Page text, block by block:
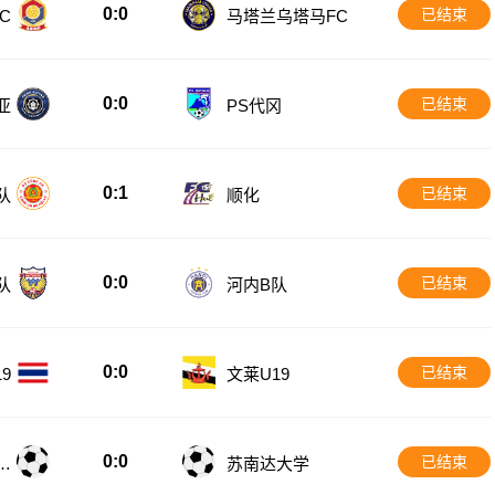
0:0 马塔兰乌塔马FC 已结束
0:0 PS代冈 已结束
0:1 顺化 已结束
0:0 河内B队 已结束
0:0 文莱U19 已结束
0:0 苏南达大学 已结束